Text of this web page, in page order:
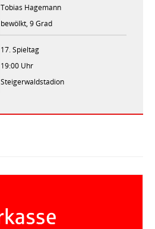
Tobias Hagemann
bewölkt, 9 Grad
17. Spieltag
19:00 Uhr
Steigerwaldstadion